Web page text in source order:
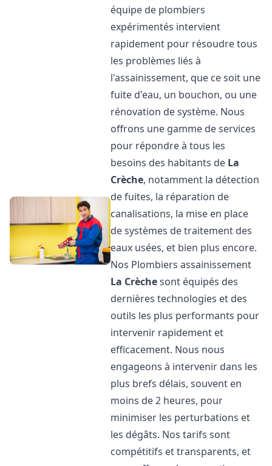
équipe de plombiers
expérimentés intervient
rapidement pour résoudre tous
les problèmes liés à
l'assainissement, que ce soit une
fuite d'eau, un bouchon, ou une
rénovation de système. Nous
offrons une gamme de services
pour répondre à tous les
besoins des habitants de La
Crèche, notamment la détection
de fuites, la réparation de
canalisations, la mise en place
de systèmes de traitement des
eaux usées, et bien plus encore.
Nos Plombiers assainissement
La Crèchesont équipés des
dernières technologies et des
outils les plus performants pour
intervenir rapidement et
efficacement. Nous nous
engageons à intervenir dans les
plus brefs délais, souvent en
moins de 2 heures, pour
minimiser les perturbations et
les dégâts. Nos tarifs sont
compétitifs et transparents, et